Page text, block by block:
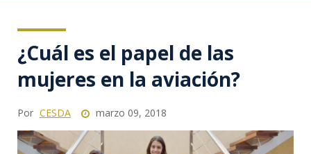
¿Cuál es el papel de las
mujeres en la aviación?
Por CESDA marzo 09, 2018